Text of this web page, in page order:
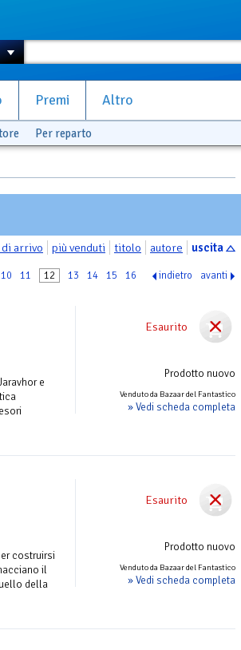
Premi Altro
Per reparto
arrivo più venduti titolo autore uscita
10 11 12 13 14 15 16 indietro avanti
Esaurito
Prodotto nuovo
Venduto da Bazaar del Fantastico
» Vedi scheda completa
e
Esaurito
Prodotto nuovo
Venduto da Bazaar del Fantastico
» Vedi scheda completa
costruirsi
il
della